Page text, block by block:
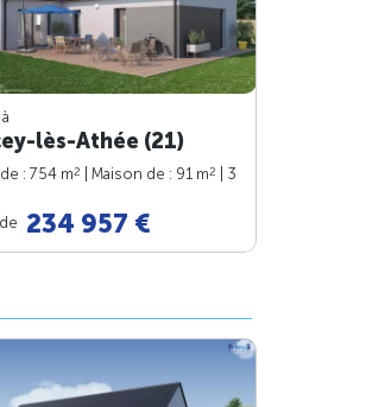
lès-Athée (21)
: 754 m2 | Maison de : 91 m2
| 3
234 957 €